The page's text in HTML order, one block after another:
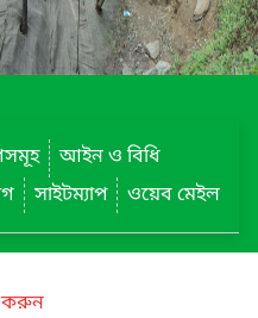
আইন ও বিধি
সাইটম্যাপ ওয়েব মেইল
করুন